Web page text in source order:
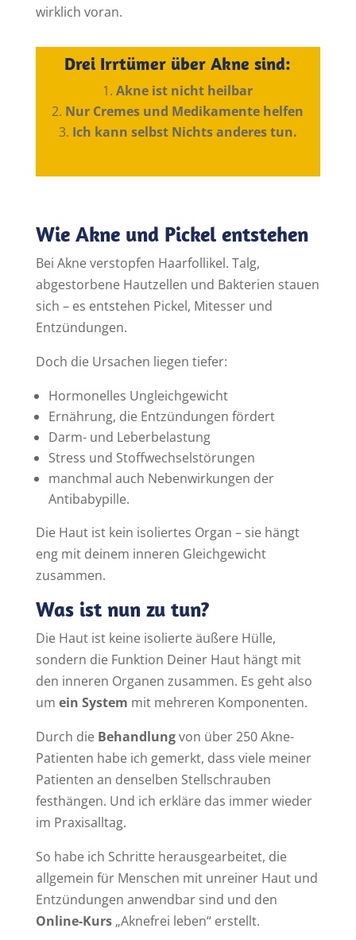
wirklich voran.
Drei Irrtümer über Akne sind:
Akne ist nicht heilbar
Nur Cremes und Medikamente helfen
Ich kann selbst Nichts anderes tun.
Wie Akne und Pickel entstehen
Bei Akne verstopfen Haarfollikel. Talg,
abgestorbene Hautzellen und Bakterien stauen
sich – es entstehen Pickel, Mitesser und
Entzündungen.
Doch die Ursachen liegen tiefer:
Hormonelles Ungleichgewicht
Ernährung, die Entzündungen fördert
Darm- und Leberbelastung
Stress und Stoffwechselstörungen
manchmal auch Nebenwirkungen der
Antibabypille.
Die Haut ist kein isoliertes Organ – sie hängt
eng mit deinem inneren Gleichgewicht
zusammen.
Was ist nun zu tun?
Die Haut ist keine isolierte äußere Hülle,
sondern die Funktion Deiner Haut hängt mit
den inneren Organen zusammen. Es geht also
um ein System mit mehreren Komponenten.
Durch die Behandlungvon über 250 Akne-
Patienten habe ich gemerkt, dass viele meiner
Patienten an denselben Stellschrauben
festhängen. Und ich erkläre das immer wieder
im Praxisalltag.
So habe ich Schritte herausgearbeitet, die
allgemein für Menschen mit unreiner Haut und
Entzündungen anwendbar sind und den
Online-Kurs„Aknefrei leben“ erstellt.